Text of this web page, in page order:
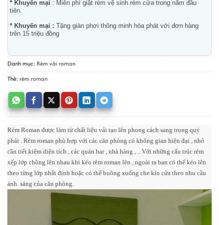
* Khuyến mại : Miễn phí giặt rèm vệ sinh rèm cửa trong năm đầu
tiên.
* Khuyến mại : Tặng giàn phơi thông minh hòa phát với đơn hàng
trên 15 triệu đồng
Danh mục: Rèm vải roman
Thẻ: rèm roman
Rèm Roman được làm từ chất liệu vải tạo lên phong cách sang trọng quý
phái . Rèm roman phù hợp với các căn phòng có không gian hiện đại , nhỏ
cần tiết kiệm diện tích , các quán bar , nhà hàng , .. Với những cấu trúc rèm
xếp lớp chồng lên nhau khi kéo rèm roman lên , ngoài ra bạn có thể kéo lên
theo từng lớp nhất định hoặc có thể buông xuống che kín cửa theo nhu cầu
ánh sáng của căn phòng.